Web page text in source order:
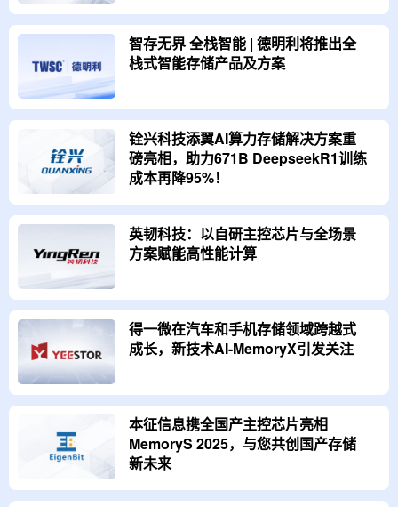
智存无界 全栈智能 | 德明利将推出全
栈式智能存储产品及方案
铨兴科技添翼AI算力存储解决方案重
磅亮相，助力671B DeepseekR1训练
成本再降95%！
英韧科技：以自研主控芯片与全场景
方案赋能高性能计算
得一微在汽车和手机存储领域跨越式
成长，新技术AI-MemoryX引发关注
本征信息携全国产主控芯片亮相
MemoryS 2025，与您共创国产存储
新未来